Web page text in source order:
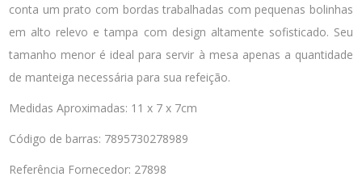
conta um prato com bordas trabalhadas com pequenas bolinhas
em alto relevo e tampa com design altamente sofisticado. Seu
tamanho menor é ideal para servir à mesa apenas a quantidade
de manteiga necessária para sua refeição.
Medidas Aproximadas: 11 x 7 x 7cm
Código de barras: 7895730278989
Referência Fornecedor: 27898